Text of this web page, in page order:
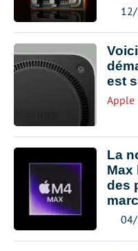
est
Apple
La
Max
des